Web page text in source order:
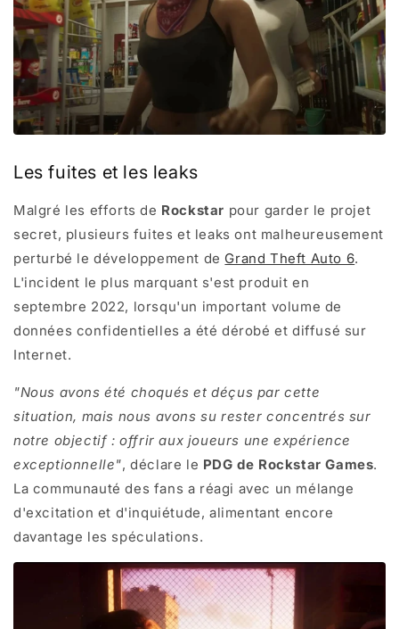
Les fuites et les leaks
Malgré les efforts de Rockstar pour garder le projet
secret, plusieurs fuites et leaks ont malheureusement
perturbé le développement de Grand Theft Auto 6.
L'incident le plus marquant s'est produit en
septembre 2022, lorsqu'un important volume de
données confidentielles a été dérobé et diffusé sur
Internet.
"Nous avons été choqués et déçus par cette
situation, mais nous avons su rester concentrés sur
notre objectif : offrir aux joueurs une expérience
exceptionnelle", déclare le PDG de Rockstar Games.
La communauté des fans a réagi avec un mélange
d'excitation et d'inquiétude, alimentant encore
davantage les spéculations.